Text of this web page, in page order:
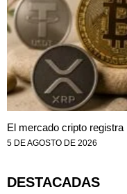
El mercado cripto
5 DE AGOSTO DE 2026
DESTACADAS